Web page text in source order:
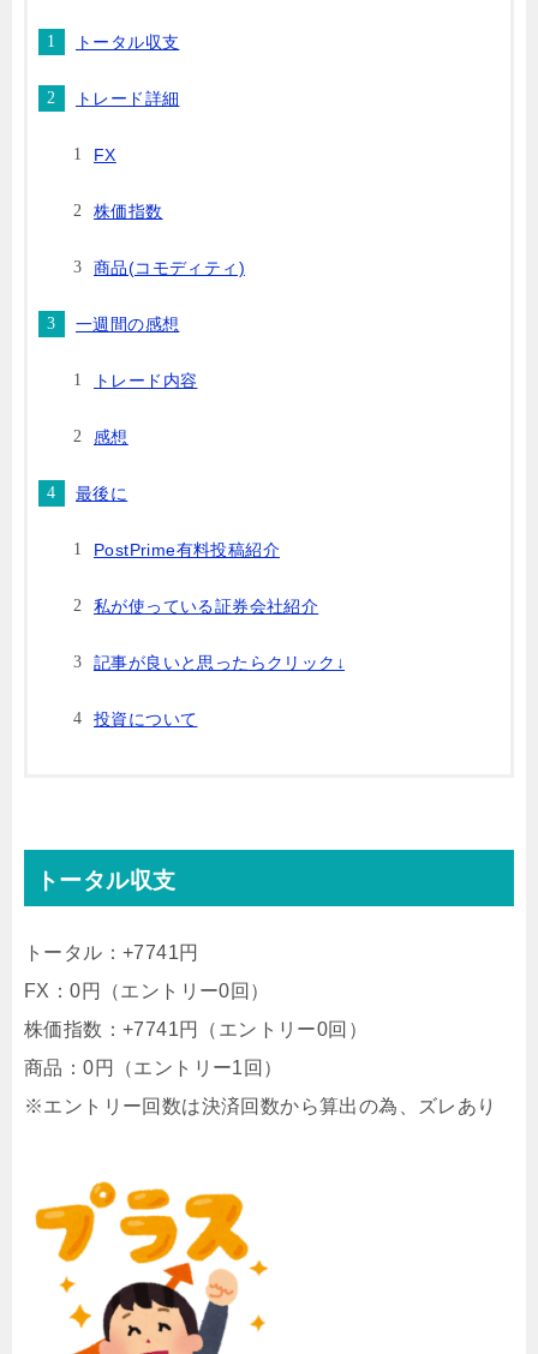
トータル収支
トレード詳細
FX
株価指数
商品(コモディティ)
一週間の感想
トレード内容
感想
最後に
PostPrime有料投稿紹介
私が使っている証券会社紹介
記事が良いと思ったらクリック↓
投資について
トータル収支
トータル：+7741円
FX：0円（エントリー0回）
株価指数：+7741円（エントリー0回）
商品：0円（エントリー1回）
※エントリー回数は決済回数から算出の為、ズレあり